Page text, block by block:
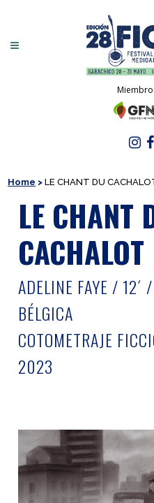
Home >LE CHANT DU
LE CHANT
CACHALOT
ADELINE FAYE /
BÉLGICA
COTOMETRAJE
2023